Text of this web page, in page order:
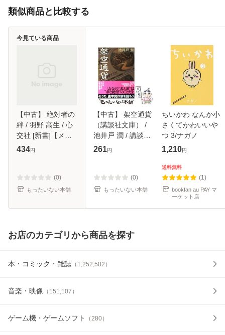
類似商品と比較する
【中古】 絶対者の
絆 / 羽野 高生 / 心
交社 [新書]【メー
ル便送料無料】
434円
(0)
もったいない本舗
今見ている商品
【中古】 架空通貨
（講談社文庫） /
池井戸 潤 / 講談社
[文庫]【メール便送
261円
(0)
もったいない本舗
ちいかわ なんか小
さくてかわいいや
つ 3/ナガノ
1,210円
送料無料
(1)
bookfan au PAY マ
ーケット店
お店のカテゴリから商品を探す
本・コミック・雑誌 （ 1,252,502 ）
音楽・映像 （ 151,107 ）
ゲーム機・ゲームソフト （280）